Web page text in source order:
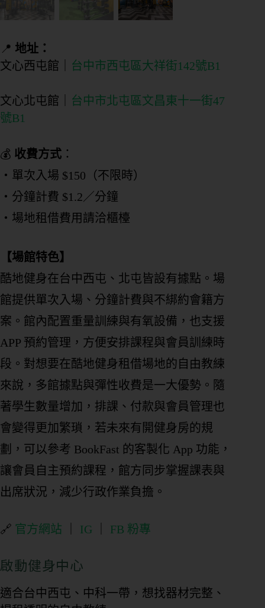
📍 地址：
文心西屯館｜ 台中市西屯區大祥街142號B1
文心北屯館｜ 台中市北屯區文昌東十一街47
號B1
💰 收費方式 ：
・單次入場 $150（不限時）
・分鐘計費 $1.2／分鐘
・場地租借費用請洽櫃檯
【場館特色】
酷地健身在台中西屯、北屯皆設有據點。場
館提供單次入場、分鐘計費與不綁約會籍方
案。館內配置重量訓練與有氧設備，也支援
APP 預約管理，方便安排課程與會員訓練時
段。對想要在酷地健身租借場地的自由教練
來說，多館據點與彈性收費是一大優勢。隨
著學生數量增加，排課、付款與會員管理也
會變得更加繁瑣，若未來有開健身房的規
劃，可以參考 BookFast 的客製化 App 功能，
讓會員自主預約課程，館方同步掌握課表與
出席狀況，減少行政作業負擔。
🔗 官方網站 IG FB 粉專
啟動健身中心
適合台中西屯、中科一帶，想找器材完整、